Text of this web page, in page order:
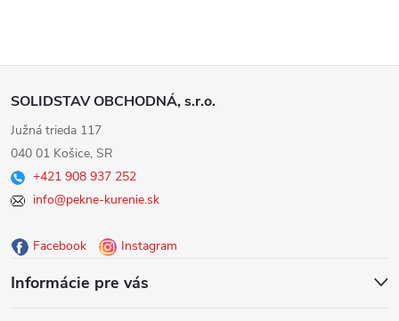
Z
á
p
ä
SOLIDSTAV OBCHODNÁ, s.r.o.
Južná trieda 117
040 01 Košice, SR
+421 908 937 252
info@pekne-kurenie.sk
Facebook Instagram
Informácie pre vás